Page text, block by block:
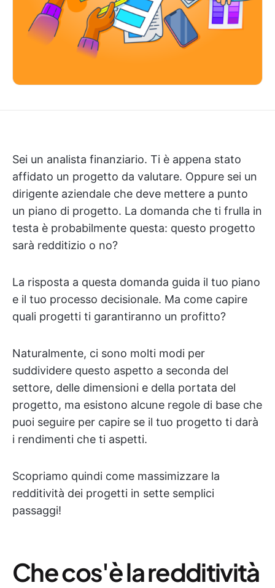
Sei un analista finanziario. Ti è appena stato
affidato un progetto da valutare. Oppure sei un
dirigente aziendale che deve mettere a punto
un piano di progetto. La domanda che ti frulla in
testa è probabilmente questa: questo progetto
sarà redditizio o no?
La risposta a questa domanda guida il tuo piano
e il tuo processo decisionale. Ma come capire
quali progetti ti garantiranno un profitto?
Naturalmente, ci sono molti modi per
suddividere questo aspetto a seconda del
settore, delle dimensioni e della portata del
progetto, ma esistono alcune regole di base che
puoi seguire per capire se il tuo progetto ti darà
i rendimenti che ti aspetti.
Scopriamo quindi come massimizzare la
redditività dei progetti in sette semplici
passaggi!
Che cos'è la redditività